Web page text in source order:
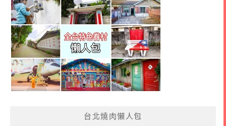
台北燒肉懶人包